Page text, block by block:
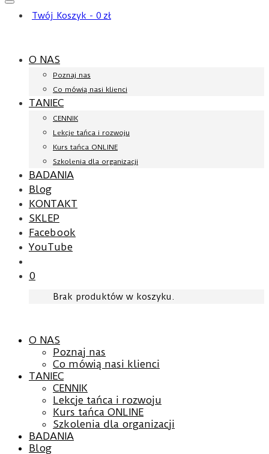
Twój Koszyk - 0 zł
O NAS
Poznaj nas
Co mówią nasi klienci
TANIEC
CENNIK
Lekcje tańca i rozwoju
Kurs tańca ONLINE
Szkolenia dla organizacji
BADANIA
Blog
KONTAKT
SKLEP
Facebook
YouTube
0
Brak produktów w koszyku.
O NAS
Poznaj nas
Co mówią nasi klienci
TANIEC
CENNIK
Lekcje tańca i rozwoju
Kurs tańca ONLINE
Szkolenia dla organizacji
BADANIA
Blog